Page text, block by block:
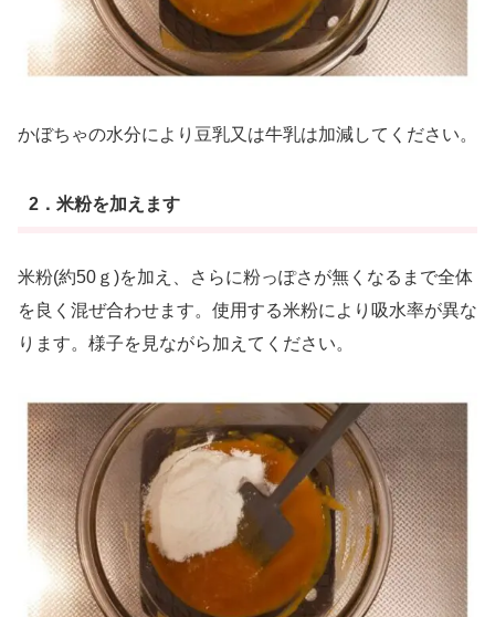
かぼちゃの水分により豆乳又は牛乳は加減してください。
2．米粉を加えます
米粉(約50ｇ)を加え、さらに粉っぽさが無くなるまで全体
を良く混ぜ合わせます。使用する米粉により吸水率が異な
ります。様子を見ながら加えてください。